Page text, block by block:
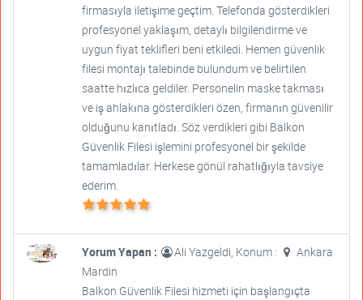
firmasıyla iletişime geçtim. Telefonda gösterdikleri
profesyonel yaklaşım, detaylı bilgilendirme ve
uygun fiyat teklifleri beni etkiledi. Hemen güvenlik
filesi montajı talebinde bulundum ve belirtilen
saatte hızlıca geldiler. Personelin maske takması
ve iş ahlakına gösterdikleri özen, firmanın güvenilir
olduğunu kanıtladı. Söz verdikleri gibi Balkon
Güvenlik Filesi işlemini profesyonel bir şekilde
tamamladılar. Herkese gönül rahatlığıyla tavsiye
ederim.
Yorum Yapan : Ali Yazgeldi, Konum :
Ankara
Mardin
Balkon Güvenlik Filesi hizmeti için başlangıçta